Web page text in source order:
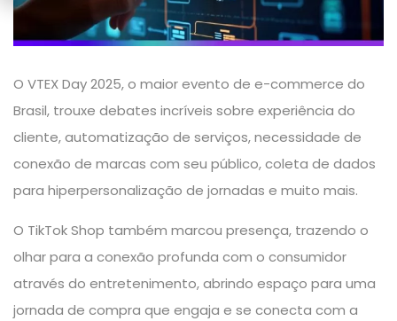
O VTEX Day 2025, o maior evento de e-commerce do
Brasil, trouxe debates incríveis sobre experiência do
cliente, automatização de serviços, necessidade de
conexão de marcas com seu público, coleta de dados
para hiperpersonalização de jornadas e muito mais.
O TikTok Shop também marcou presença, trazendo o
olhar para a conexão profunda com o consumidor
através do entretenimento, abrindo espaço para uma
jornada de compra que engaja e se conecta com a